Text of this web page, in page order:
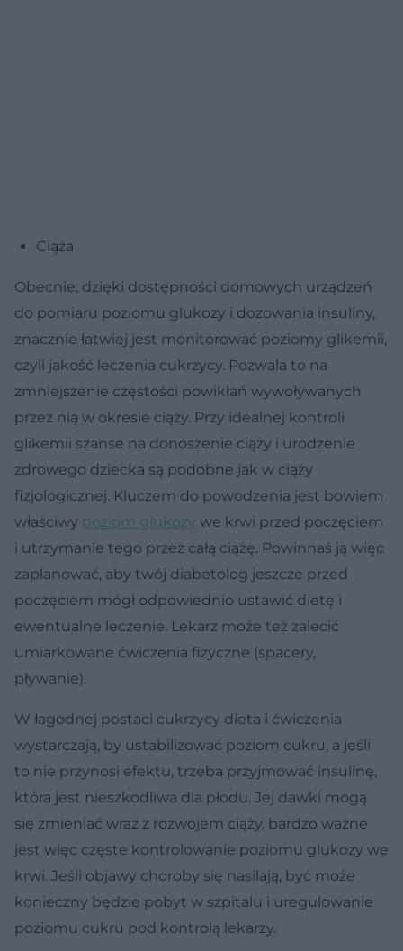
Ciąża
Obecnie, dzięki dostępności domowych urządzeń
do pomiaru poziomu glukozy i dozowania insuliny,
znacznie łatwiej jest monitorować poziomy glikemii,
czyli jakość leczenia cukrzycy. Pozwala to na
zmniejszenie częstości powikłań wywoływanych
przez nią w okresie ciąży. Przy idealnej kontroli
glikemii szanse na donoszenie ciąży i urodzenie
zdrowego dziecka są podobne jak w ciąży
fizjologicznej. Kluczem do powodzenia jest bowiem
właściwy poziom glukozy we krwi przed poczęciem
i utrzymanie tego przez całą ciążę. Powinnaś ją więc
zaplanować, aby twój diabetolog jeszcze przed
poczęciem mógł odpowiednio ustawić dietę i
ewentualne leczenie. Lekarz może też zalecić
umiarkowane ćwiczenia fizyczne (spacery,
pływanie).
W łagodnej postaci cukrzycy dieta i ćwiczenia
wystarczają, by ustabilizować poziom cukru, a jeśli
to nie przynosi efektu, trzeba przyjmować insulinę,
która jest nieszkodliwa dla płodu. Jej dawki mogą
się zmieniać wraz z rozwojem ciąży, bardzo ważne
jest więc częste kontrolowanie poziomu glukozy we
krwi. Jeśli objawy choroby się nasilają, być może
konieczny będzie pobyt w szpitalu i uregulowanie
poziomu cukru pod kontrolą lekarzy.